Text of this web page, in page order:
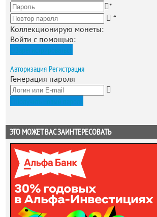
*
*
Коллекционирую монеты:
Войти с помощью:
Авторизация Регистрация
Генерация пароля
ЭТО МОЖЕТ ВАС ЗАИНТЕРЕСОВАТЬ